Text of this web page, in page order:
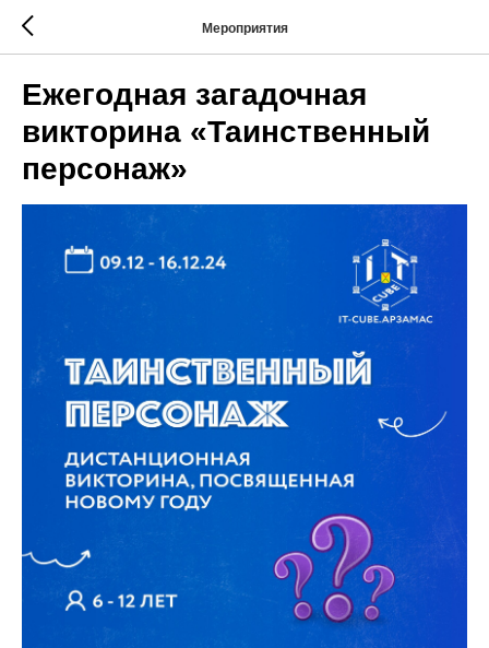
Мероприятия
Ежегодная загадочная
викторина «Таинственный
персонаж»